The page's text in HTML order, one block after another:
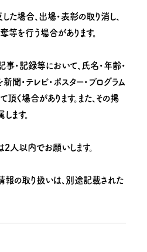
場合、出場・表彰の取り消し、
を行う場合があります。
・記録等において、氏名・年齢・
聞・テレビ・ポスター・プログラム
く場合があります。また、その掲
ます。
以内でお願いします。
の取り扱いは、別途記載された